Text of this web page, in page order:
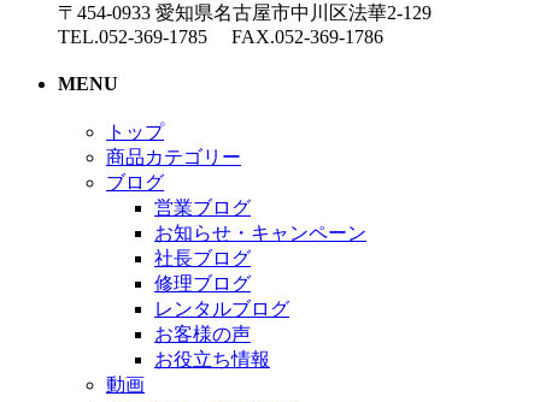
〒454-0933 愛知県名古屋市中川区法華2-129
TEL.052-369-1785 FAX.052-369-1786
MENU
トップ
商品カテゴリー
ブログ
営業ブログ
お知らせ・キャンペーン
社長ブログ
修理ブログ
レンタルブログ
お客様の声
お役立ち情報
動画